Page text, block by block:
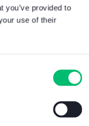
you’ve provided to
use of their
zugleich
Langlebigkeit ausgelegt